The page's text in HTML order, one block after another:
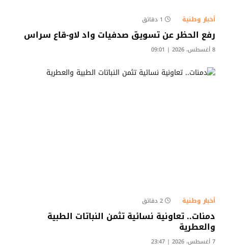
أخبار وطنية 1 دقائق
رفع الحظر عن تسويق صدفيات واد لاو-قاع سراس
8 أغسطس، 2026 | 09:01
أخبار وطنية 2 دقائق
دمنات.. تعاونية نسائية تثمن النباتات الطبية
والعطرية
7 أغسطس، 2026 | 23:47